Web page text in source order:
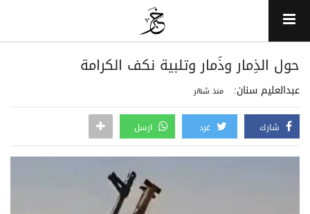
حول الذِمار وذَمار وتلبية نكف الكرامة
عبدالعليم سنان: منذ شهر
شارك غرد ارسل